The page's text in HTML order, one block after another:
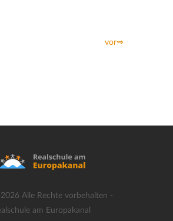
vor⇒
Alle Rechte vorbehalten -
am Europakanal